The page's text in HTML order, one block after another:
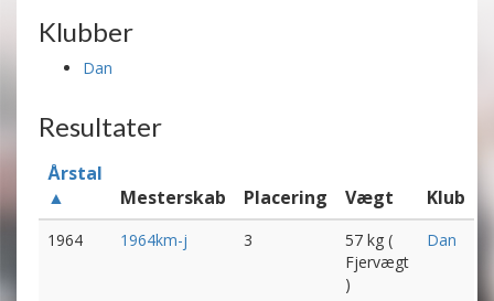
Klubber
Dan
Resultater
Årstal
▲
Mesterskab Placering Vægt Klub
1964 1964km-j 3
57 kg (
Fjervægt
)
Dan